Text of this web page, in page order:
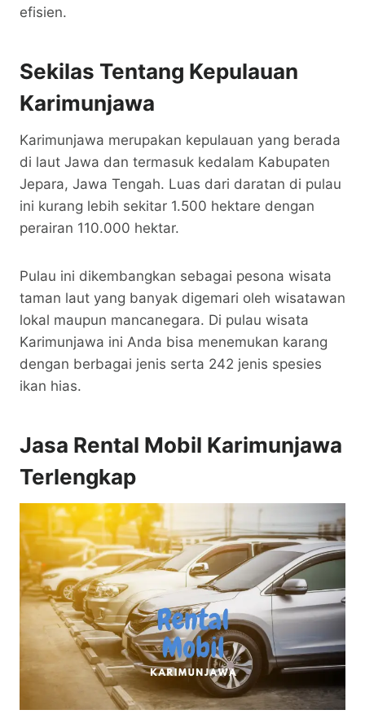
efisien.
Sekilas Tentang Kepulauan
Karimunjawa
Karimunjawa merupakan kepulauan yang berada
di laut Jawa dan termasuk kedalam Kabupaten
Jepara, Jawa Tengah. Luas dari daratan di pulau
ini kurang lebih sekitar 1.500 hektare dengan
perairan 110.000 hektar.
Pulau ini dikembangkan sebagai pesona wisata
taman laut yang banyak digemari oleh wisatawan
lokal maupun mancanegara. Di pulau wisata
Karimunjawa ini Anda bisa menemukan karang
dengan berbagai jenis serta 242 jenis spesies
ikan hias.
Jasa Rental Mobil Karimunjawa
Terlengkap